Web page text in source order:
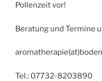
Pollenzeit vor!
Beratung und Termine
Tel.: 07732-8203890